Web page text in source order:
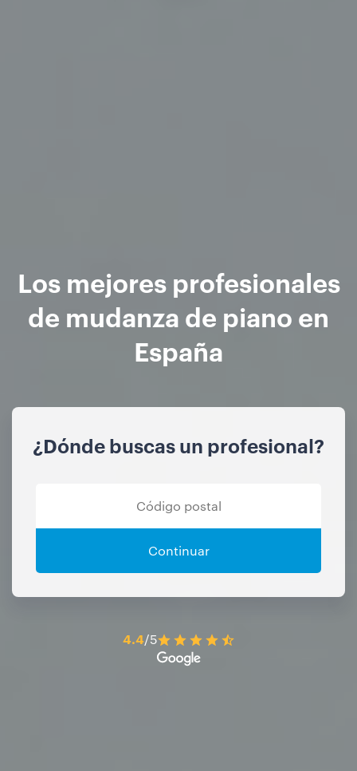
Los mejores profesionales
de mudanza de piano en
España
¿Dónde buscas un profesional?
Continuar
4.4/5